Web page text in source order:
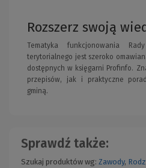
Rozszerz swoją
Tematyka funkcjonowania
terytorialnego jest szeroko
dostępnych w księgarni Profinfo.
przepisów, jak i praktyczne
gminą.
Sprawdź także:
Szukaj produktów wg: Zawody,